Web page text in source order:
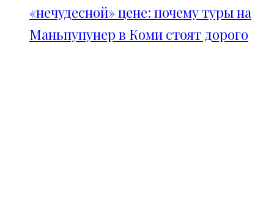
«нечудесной» цене: почему туры на
Маньпупунер в Коми стоят дорого